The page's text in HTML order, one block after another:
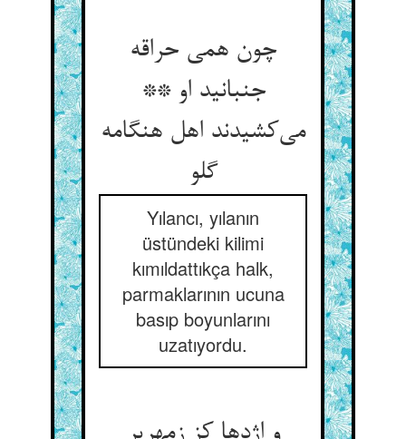
چون همی حراقه
جنبانید او **
می‌کشیدند اهل هنگامه
گلو
Yılancı, yılanın
üstündeki kilimi
kımıldattıkça halk,
parmaklarının ucuna
basıp boyunlarını
uzatıyordu.